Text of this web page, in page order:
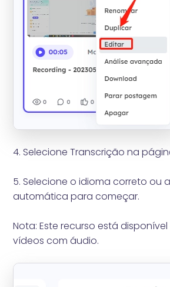
4. Selecione Transcrição na
5. Selecione o idioma correto ou
automática para começar.
Nota: Este recurso está
vídeos com áudio.